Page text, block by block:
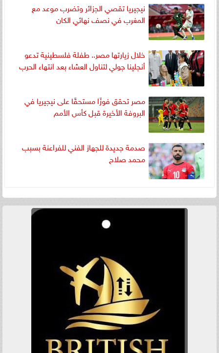
نيجيريا تقصي الجزائر وتضرب موعد مع
المغرب في نصف نهائي الكان
خلال زيارتها مصر.. طفلة فلسطينية تدعو
أنجلينا جولي لتناول العشاء بعد انتهاء الحرب
مصر تحقق فوزًا مستحقًا على نيجيريا في
البروفة الأخيرة قبل كأس الأمم
صدمة جديدة للجهاز الفني للفراعنة بسبب
محمد صلاح